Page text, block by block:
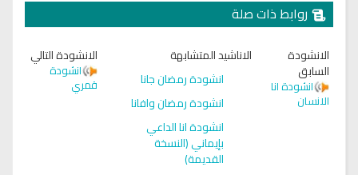
روابط ذات صلة
الانشودة
السابق
انشودة انا
الانسان
الاناشيد المتشابهة
انشودة رمضان جانا
انشودة رمضان وافانا
انشودة انا الداعي
بإيماني (النسخة
القديمة)
الانشودة التالي
انشودة
قمري